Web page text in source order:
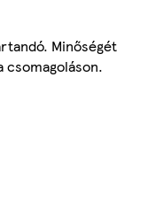
Minőségét
csomagoláson.